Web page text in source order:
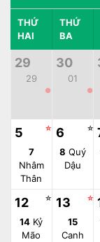
THỨ
HAI
THỨ
BA
29
29
●
30
01
●
5 ☆
7
Nhâm
Thân
6 ☆
8 Quý
Dậu
12 ☆
14 Kỷ
Mão
13 ☆
15
Canh